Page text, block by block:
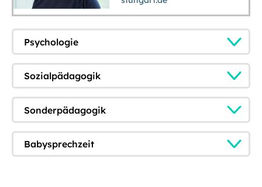
Psychologie
Sozialpädagogik
Sonderpädagogik
Babysprechzeit